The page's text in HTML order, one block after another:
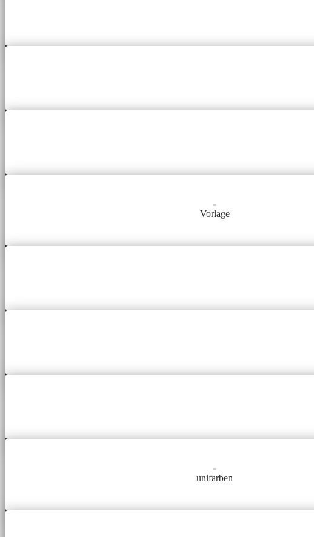
Vorlage
unifarben